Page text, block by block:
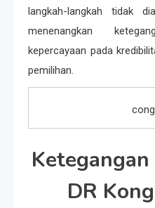
langkah-langkah tidak
menenangkan
kepercayaan pada
pemilihan.
DR